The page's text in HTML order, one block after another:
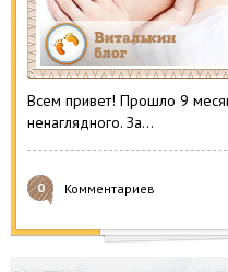
Всем привет! Прошло 9
ненаглядного. За…
0 Комментариев